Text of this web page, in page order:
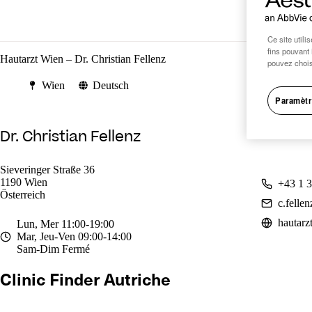
Hautarzt Wien – Dr. Christian Fellenz
Wien Deutsch
Dr. Christian Fellenz
Sieveringer Straße 36
1190 Wien
Österreich
Lun, Mer 11:00-19:00
Mar, Jeu-Ven 09:00-14:00
Sam-Dim Fermé
+43 1
Clinic Finder Autriche
Ce site
fins
pouvez